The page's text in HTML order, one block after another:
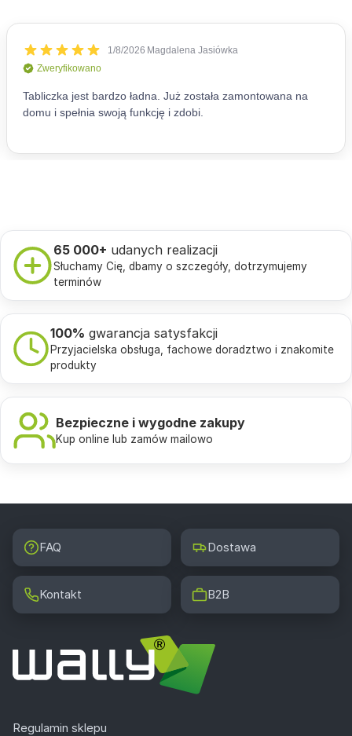
65 000+ udanych realizacji
Słuchamy Cię, dbamy o szczegóły, dotrzymujemy
terminów
100% gwarancja satysfakcji
Przyjacielska obsługa, fachowe doradztwo i znakomite
produkty
Bezpieczne i wygodne zakupy
Kup online lub zamów mailowo
FAQ Dostawa
Kontakt B2B
Regulamin sklepu